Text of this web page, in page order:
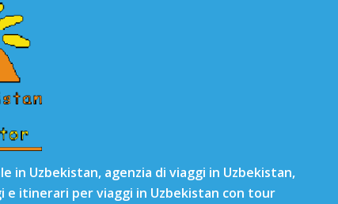
in Uzbekistan, agenzia di viaggi in Uzbekistan,
e itinerari per viaggi in Uzbekistan con tour